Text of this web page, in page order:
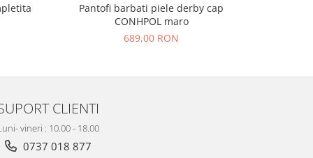
Pantofi barbati piele derby cap
CONHPOL maro
689,00 RON
CLIENTI
vineri : 10.00 - 18.00
0737 018 877